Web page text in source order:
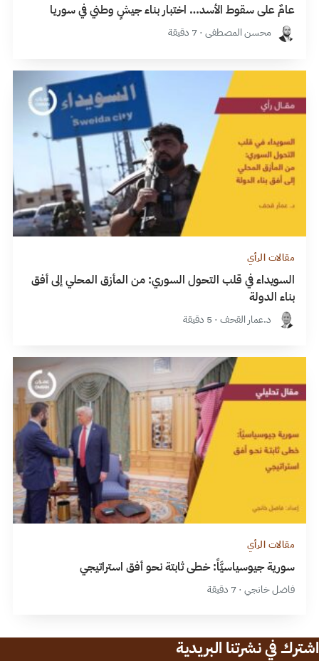
عامٌ على سقوط الأسد… اختبار بناء جيشٍ وطني في سوريا
محسن المصطفى · 7 دقيقة
مقالات الرأي
السويداء في قلب التحول السوري: من المأزق المحلي إلى أفق
بناء الدولة
د.عمار القحف · 5 دقيقة
مقالات الرأي
سورية جيوسياسيَّاً: خطى ثابتة نحو أفق استراتيجي
فاضل خانجي · 7 دقيقة
اشترك في نشرتنا البريدية